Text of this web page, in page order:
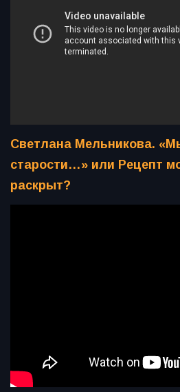
Светлана Мельникова.
старости…» или Рецепт
раскрыт?